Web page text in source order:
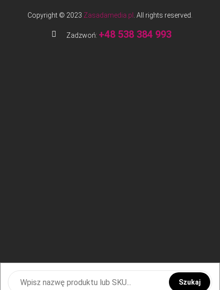
Szukaj
Copyright © 2023 Zasadamedia.pl . All rights reserved.
Zadzwoń: +48 538 384 993